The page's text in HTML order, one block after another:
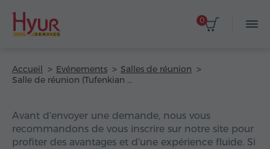
0
Accueil Evénements
Salles de réunion
Salle de réunion (Tufenkian Avan Dzoraget Hotel)
Avant d'envoyer une demande, nous vous
recommandons de vous inscrire sur notre site pour
profiter des avantages et d'une expérience fluide. Si